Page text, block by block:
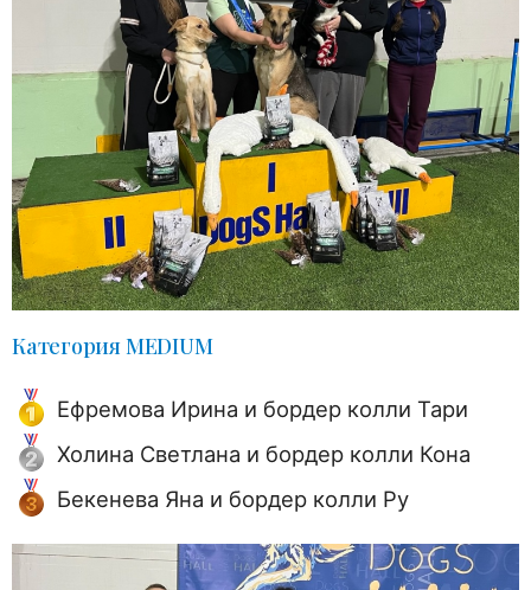
Категория MEDIUM
Ефремова Ирина и бордер колли Тари
Холина Светлана и бордер колли Кона
Бекенева Яна и бордер колли Ру